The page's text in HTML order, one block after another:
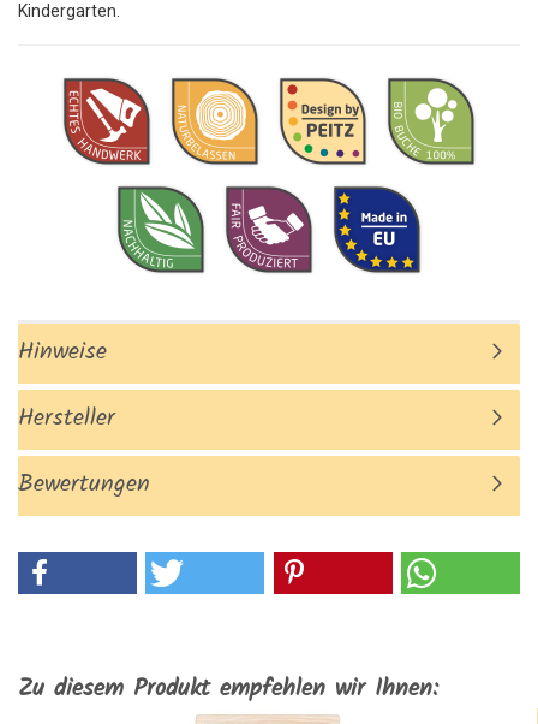
Kindergarten.
Hinweise
Hersteller
Bewertungen
Zu diesem Produkt empfehlen wir Ihnen: